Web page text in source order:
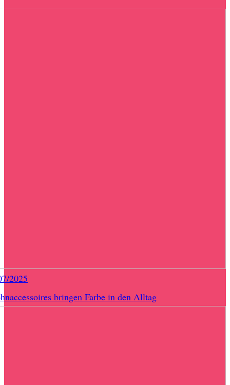
2025
bringen Farbe in den Alltag